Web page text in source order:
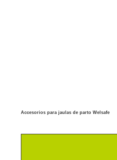
Accesorios para jaulas de parto Welsafe